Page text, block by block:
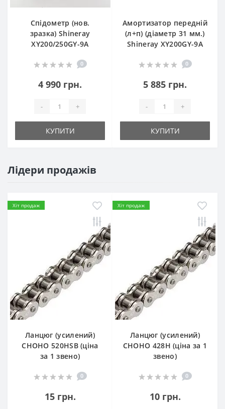
Спідометр (нов.
зразка) Shineray
XY200/250GY-9A
0
4 990 грн.
- +
КУПИТИ
Амортизатор передній
(л+п) (діаметр 31 мм.)
Shineray XY200GY-9A
0
5 885 грн.
- +
КУПИТИ
Лідери продажів
Хіт продаж
Ланцюг (усилений)
СHOHO 520HSB (ціна
за 1 звено)
0
15 грн.
Хіт продаж
Ланцюг (усилений)
СHOHO 428H (ціна за 1
звено)
0
10 грн.